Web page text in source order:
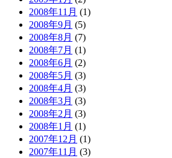
2008年11月 (1)
2008年9月 (5)
2008年8月 (7)
2008年7月 (1)
2008年6月 (2)
2008年5月 (3)
2008年4月 (3)
2008年3月 (3)
2008年2月 (3)
2008年1月 (1)
2007年12月 (1)
2007年11月 (3)